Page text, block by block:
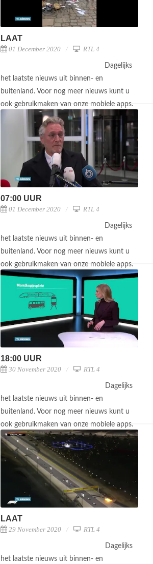
LAAT
01 December 2020 RTL 4
Dagelijks
het laatste nieuws uit binnen- en
buitenland. Voor nog meer nieuws kunt u
ook gebruikmaken van onze mobiele apps.
07:00 UUR
01 December 2020 RTL 4
Dagelijks
het laatste nieuws uit binnen- en
buitenland. Voor nog meer nieuws kunt u
ook gebruikmaken van onze mobiele apps.
18:00 UUR
30 November 2020 RTL 4
Dagelijks
het laatste nieuws uit binnen- en
buitenland. Voor nog meer nieuws kunt u
ook gebruikmaken van onze mobiele apps.
LAAT
29 November 2020 RTL 4
Dagelijks
het laatste nieuws uit binnen- en